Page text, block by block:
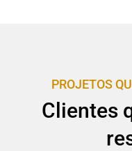
PROJETOS
Clientes